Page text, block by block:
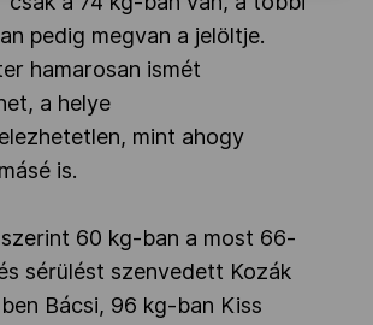
pedig megvan a jelöltje.
hamarosan ismét
a helye
mint ahogy
is.
60 kg-ban a most 66-
sérülést szenvedett Kozák
Bácsi, 96 kg-ban Kiss